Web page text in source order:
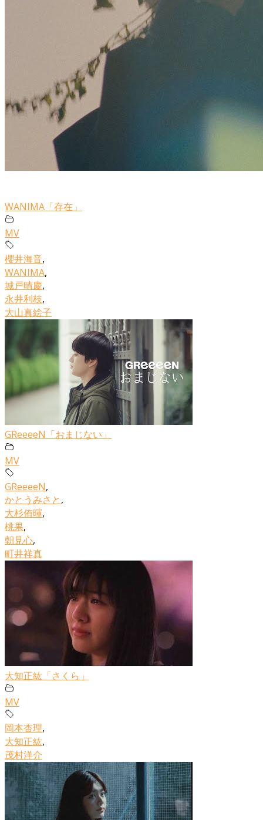
WANIMA「存在」
MV
櫻井海音,
WANIMA,
城戸晴慶,
永井利枝,
大山真絵子
GReeeeN「おまじない」
MV
GReeeeN,
かとうみさと,
大杉侑暉,
桃果,
朝見心,
町井祥真
大知正紘「さくら」
MV
岡本杏理,
大知正紘,
茂村洋介